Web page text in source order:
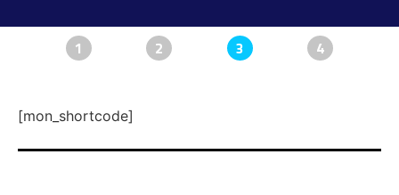
1 2 3 4
[mon_shortcode]